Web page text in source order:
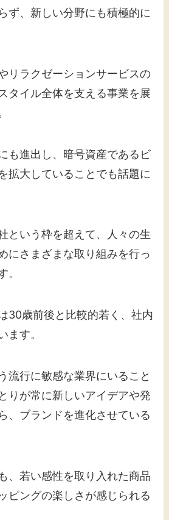
ず、新しい分野にも積極的に
リラクゼーションサービスの
タイル全体を支える事業を展
も進出し、暗号資産であるビ
拡大していることでも話題に
という枠を超えて、人々の生
にさまざまな取り組みを行っ
。
30歳前後と比較的若く、社内
ます。
流行に敏感な業界にいること
りが常に新しいアイデアや発
、ブランドを進化させている
、若い感性を取り入れた商品
ピングの楽しさが感じられる